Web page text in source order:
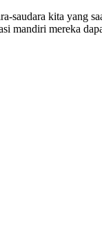
kita yang
mandiri mereka